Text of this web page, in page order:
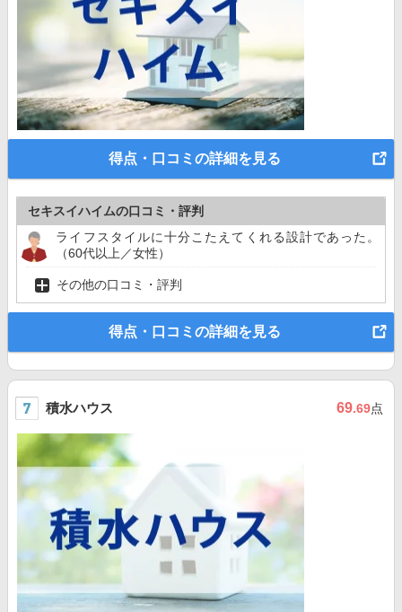
得点・口コミの詳細を見る
セキスイハイムの口コミ・評判
ライフスタイルに十分こたえてくれる設計であった。
（60代以上／女性）
その他の口コミ・評判
得点・口コミの詳細を見る
積水ハウス 69.69点